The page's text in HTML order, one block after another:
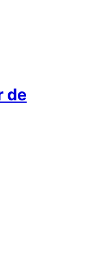
de